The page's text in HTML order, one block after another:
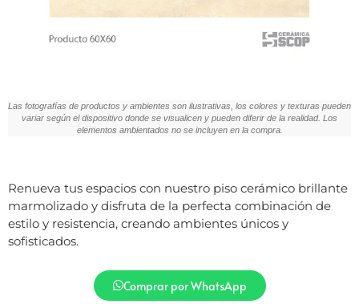
Las fotografías de productos y ambientes son ilustrativas, los colores y texturas pueden
variar según el dispositivo donde se visualicen y pueden diferir de la realidad. Los
elementos ambientados no se incluyen en la compra.
Renueva tus espacios con nuestro piso cerámico brillante
marmolizado y disfruta de la perfecta combinación de
estilo y resistencia, creando ambientes únicos y
sofisticados.
Comprar por WhatsApp